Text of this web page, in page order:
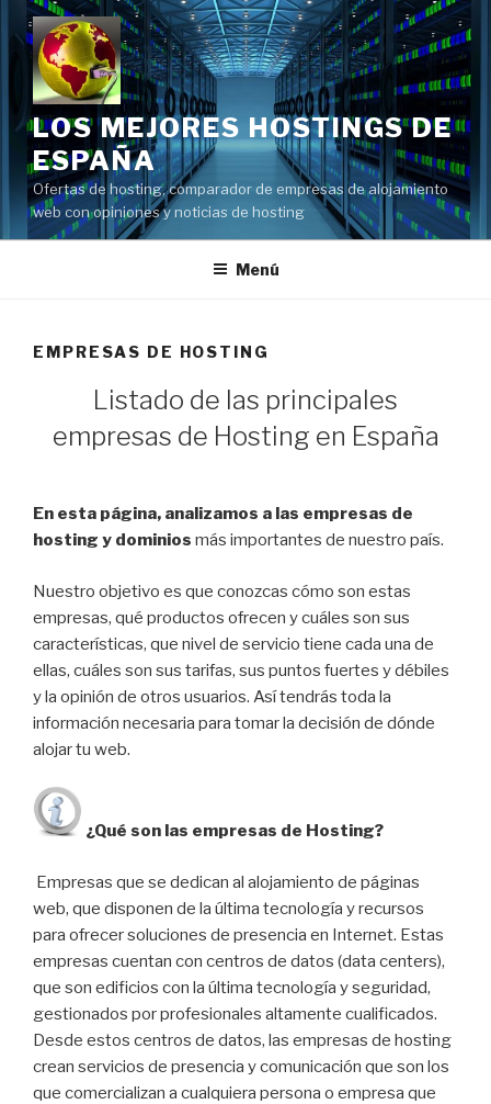
Saltar
contenido
LOS MEJORES HOSTINGS DE
ESPAÑA
Ofertas de hosting, comparador de empresas de alojamiento
web con opiniones y noticias de hosting
Menú
EMPRESAS DE HOSTING
Listado de las principales
empresas de Hosting en España
En esta página, analizamos a las empresas de
hosting y dominios más importantes de nuestro país.
Nuestro objetivo es que conozcas cómo son estas
empresas, qué productos ofrecen y cuáles son sus
características, que nivel de servicio tiene cada una de
ellas, cuáles son sus tarifas, sus puntos fuertes y débiles
y la opinión de otros usuarios. Así tendrás toda la
información necesaria para tomar la decisión de dónde
alojar tu web.
¿Qué son las empresas de Hosting?
Empresas que se dedican al alojamiento de páginas
web, que disponen de la última tecnología y recursos
para ofrecer soluciones de presencia en Internet. Estas
empresas cuentan con centros de datos (data centers),
que son edificios con la última tecnología y seguridad,
gestionados por profesionales altamente cualificados.
Desde estos centros de datos, las empresas de hosting
crean servicios de presencia y comunicación que son los
que comercializan a cualquiera persona o empresa que